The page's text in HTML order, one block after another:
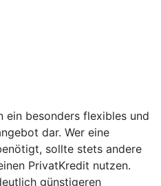
ein besonders flexibles und
dar. Wer eine
sollte stets andere
PrivatKredit nutzen.
günstigeren